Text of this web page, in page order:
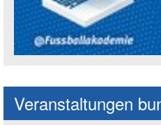
Veranstaltungen